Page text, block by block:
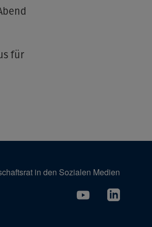
für
in den Sozialen Medien